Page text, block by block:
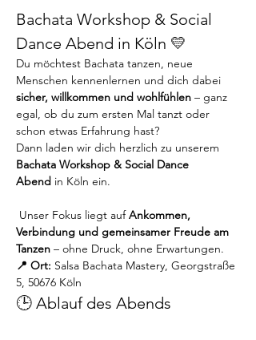
Bachata Workshop & Social
Dance Abend in Köln 💛
Du möchtest Bachata tanzen, neue
Menschen kennenlernen und dich dabei
sicher, willkommen und wohlfühlen – ganz
egal, ob du zum ersten Mal tanzt oder
schon etwas Erfahrung hast?
Dann laden wir dich herzlich zu unserem
Bachata Workshop & Social Dance
Abend in Köln ein.
Unser Fokus liegt auf Ankommen,
Verbindung und gemeinsamer Freude am
Tanzen – ohne Druck, ohne Erwartungen.
📍 Ort: Salsa Bachata Mastery, Georgstraße
5, 50676 Köln
🕒 Ablauf des Abends